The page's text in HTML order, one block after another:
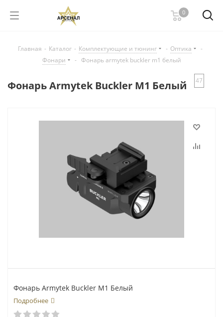
0
Главная - Каталог - Комплектующие и тюнинг - Оптика
-
Фонари
- Фонарь armytek buckler m1 белый
Фонарь Armytek Buckler M1 Белый 47
Фонарь Armytek Buckler M1 Белый
Подробнее